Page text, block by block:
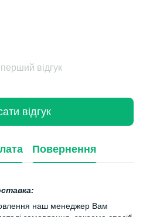
відгук
відгук
Повернення
наш менеджер Вам